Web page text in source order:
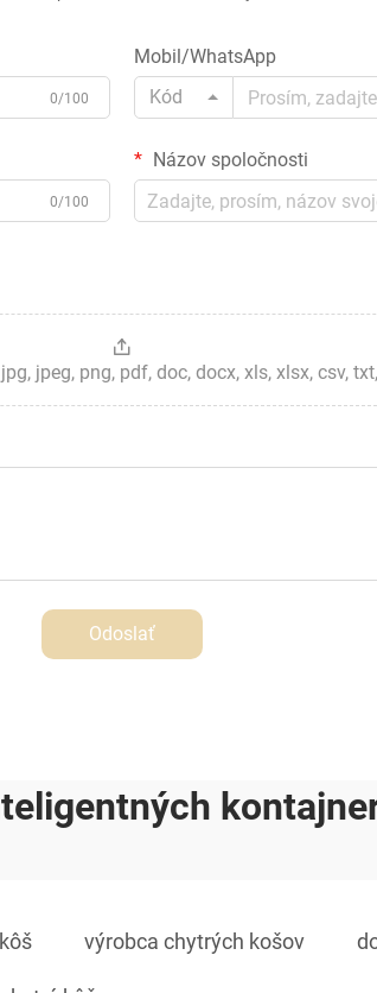
0/100
Mobil/WhatsApp
Kód
0/100
Názov spoločnosti
jpeg, png, pdf, doc, docx, xls, xlsx, csv,
Odoslať
výrobca chytrých košov